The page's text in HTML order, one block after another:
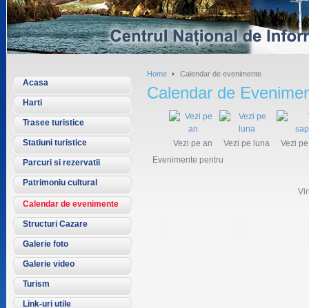
Home Calendar de evenimente
Calendar de
Vezi pe an Vezi pe luna
Vezi
Evenimente pentru
Acasa
Harti
Trasee turistice
Statiuni turistice
Parcuri si rezervatii
Patrimoniu cultural
Calendar de evenimente
Structuri Cazare
Galerie foto
Galerie video
Turism
Link-uri utile